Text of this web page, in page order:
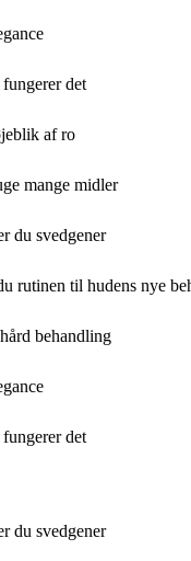
det
af ro
mange midler
du svedgener
rutinen til hudens nye
behandling
det
du svedgener